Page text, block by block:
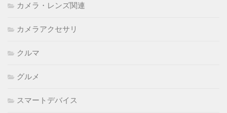
カメラ・レンズ関連
カメラアクセサリ
クルマ
グルメ
スマートデバイス